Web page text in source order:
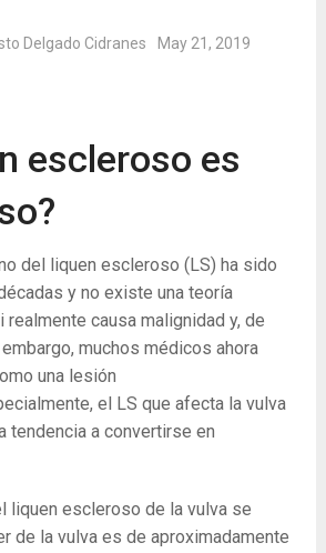
Delgado Cidranes May 21, 2019
escleroso es
del liquen escleroso (LS) ha sido
y no existe una teoría
causa malignidad y, de
muchos médicos ahora
una lesión
el LS que afecta la vulva
tendencia a convertirse en
liquen escleroso de la vulva se
de la vulva es de aproximadamente